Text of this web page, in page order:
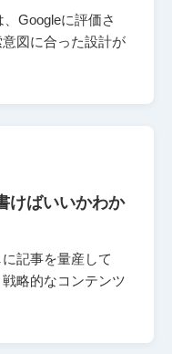
Googleに評価さ
図に合った設計が
けばいいかわか
記事を量産して
略的なコンテンツ